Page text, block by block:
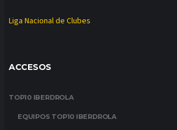
Liga Nacional de Clubes
ACCESOS
TOP10 IBERDROLA
EQUIPOS TOP10 IBERDROLA